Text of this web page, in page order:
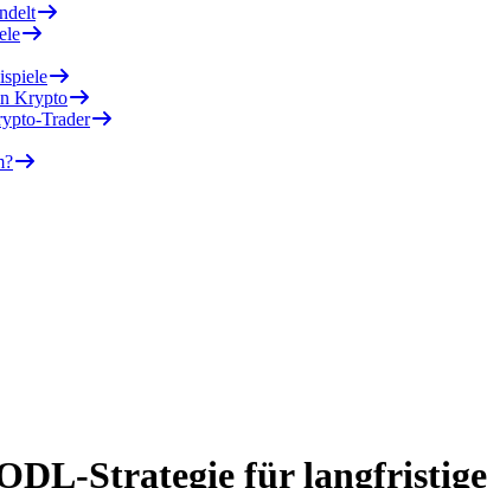
Krypto
Trader
Strategie für